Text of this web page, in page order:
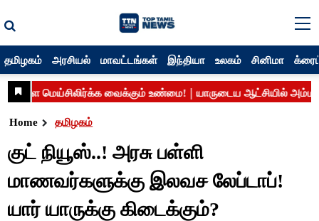
தமிழகம் அரசியல் மாவட்டங்கள் இந்தியா உலகம் சினிமா
Home தமிழகம்
குட் நியூஸ்..! அரசு பள்ளி
மாணவர்களுக்கு இலவச லேப்டாப்!
யார் யாருக்கு கிடைக்கும்?